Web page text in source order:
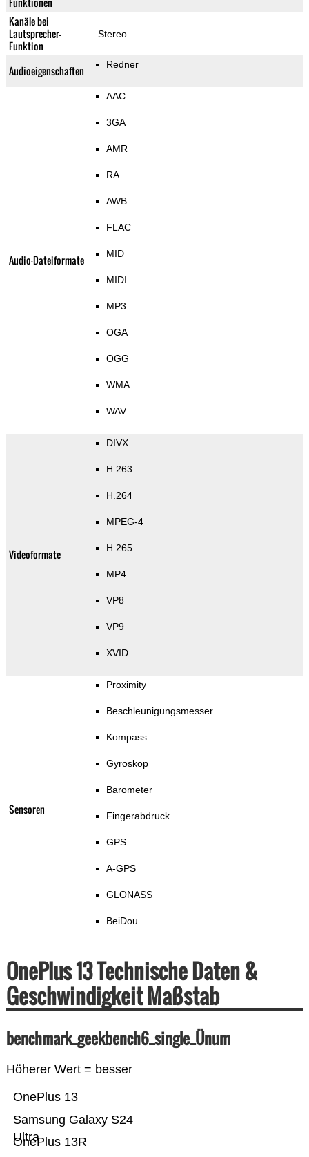
Kanäle bei
Lautsprecher-
Funktion
Stereo
Audioeigenschaften Redner
Audio-Dateiformate
AAC
3GA
AMR
RA
AWB
FLAC
MID
MIDI
MP3
OGA
OGG
WMA
WAV
Videoformate
DIVX
H.263
H.264
MPEG-4
H.265
MP4
VP8
VP9
XVID
Sensoren
Proximity
Beschleunigungsmesser
Kompass
Gyroskop
Barometer
Fingerabdruck
GPS
A-GPS
GLONASS
BeiDou
OnePlus 13 Technische Daten &
Geschwindigkeit Maßstab
benchmark_geekbench6_single_Ünum
Höherer Wert = besser
OnePlus 13R
Samsung Galaxy S24
Ultra
OnePlus 13